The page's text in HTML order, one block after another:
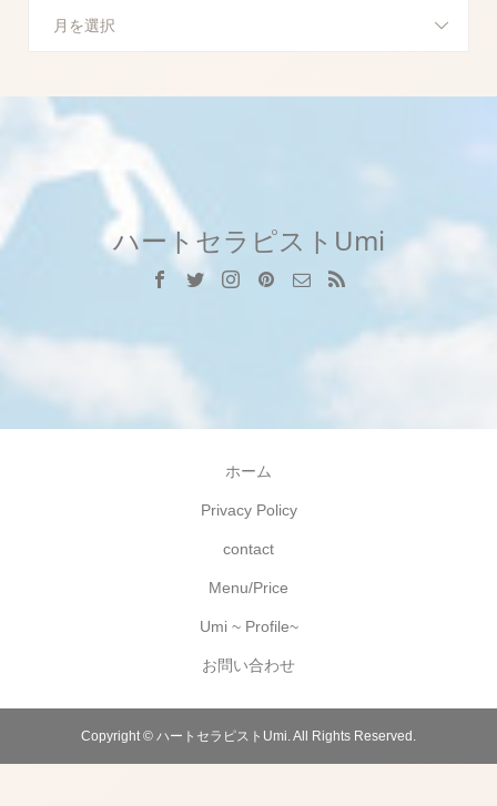
月を選択
ハートセラピストUmi
ホーム
Privacy Policy
contact
Menu/Price
Umi ~ Profile~
お問い合わせ
Copyright © ハートセラピストUmi. All Rights Reserved.